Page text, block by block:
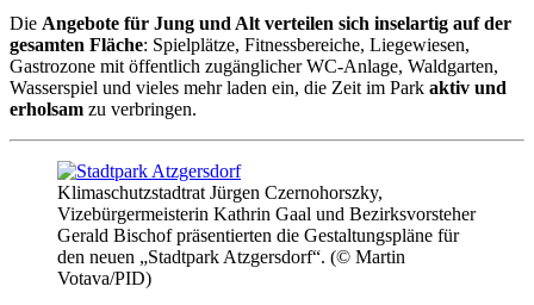
Die Angebote für Jung und Alt verteilen sich inselartig auf der
gesamten Fläche: Spielplätze, Fitnessbereiche, Liegewiesen,
Gastrozone mit öffentlich zugänglicher WC-Anlage, Waldgarten,
Wasserspiel und vieles mehr laden ein, die Zeit im Park aktiv und
erholsam zu verbringen.
Klimaschutzstadtrat Jürgen Czernohorszky,
Vizebürgermeisterin Kathrin Gaal und Bezirksvorsteher
Gerald Bischof präsentierten die Gestaltungspläne für
den neuen „Stadtpark Atzgersdorf“. (© Martin
Votava/PID)